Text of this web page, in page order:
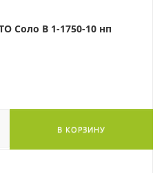
Соло В 1-1750-10 нп
В КОРЗИНУ